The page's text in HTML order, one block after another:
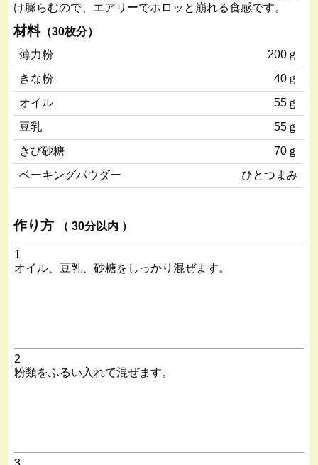
け膨らむので、エアリーでホロッと崩れる食感です。
材料（30枚分）
薄力粉
200ｇ
きな粉
40ｇ
オイル
55ｇ
豆乳
55ｇ
きび砂糖
70ｇ
ベーキングパウダー
ひとつまみ
作り方 （ 30分以内 ）
1
オイル、豆乳、砂糖をしっかり混ぜます。
2
粉類をふるい入れて混ぜます。